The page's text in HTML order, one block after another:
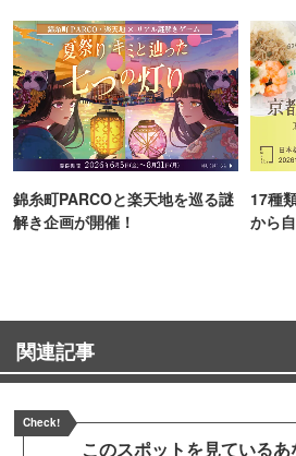
錦糸町PARCOと楽天地を巡る謎
解き企画が開催！
17種
から
関連記事
Check!
このスポットを見ているあ